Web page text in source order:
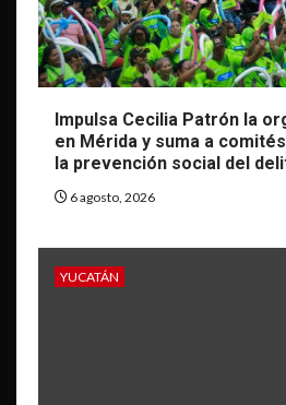
Impulsa Cecilia Patrón la
en Mérida y suma a
la prevención social del
6 agosto, 2026
YUCATÁN